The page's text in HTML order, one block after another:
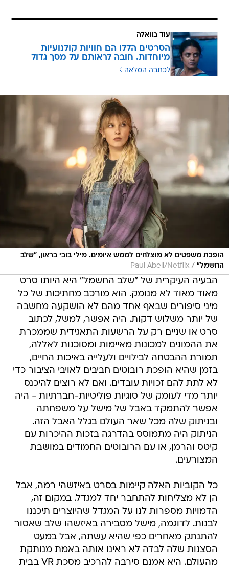
עוד בוואלה
הסרטים הללו הם חוויות קולנועיות
מיוחדות. חובה לראותם על מסך גדול
לכתבה המלאה
הופכת משפטים לא מוצלחים לממש איומים. מילי בובי בראון, "שלב
החשמל" /
Paul Abell/Netflix
הבעיה העיקרית של "שלב החשמל" היא היותו סרט
מאוד מאוד לא מנומק. הוא מורכב מחתיכות של כל
מיני סיפורים שבאף אחד מהם לא הושקעה מחשבה
של יותר משלוש דקות. היה אפשר, למשל, לכתוב
סרט או שניים רק על הרשעות התאגידית שממכרת
את ההמונים למכונות מאיימות ומסוכנות לאללה,
תמורת ההבטחה לבילויים ולעלייה באיכות החיים,
בזמן שהיא הופכת רובוטים חביבים לאויבי הציבור כדי
לא לתת להם זכויות עובדים. ואם לא רוצים להיכנס
יותר מדי לעומק של סוגיות פוליטיות-חברתיות - היה
אפשר להתמקד באבל של מישל על משפחתה
ובניתוק שלה מכל שאר העולם בגלל האבל הזה.
הניתוק היה מתמוסס בהדרגה בזכות ההיכרות עם
קיטס והרמן, או עם הרובוטים החמודים במושבת
המצורעים.
כל הקוביות האלה קיימות בסרט באיזשהי רמה, אבל
הן לא מצליחות להתחבר יחד למגדל. במקום זה,
הדמויות מספרות לנו על המגדל שהיוצרים תיכננו
לבנות. לדוגמה, מישל מסבירה באיזשהו שלב שאסור
להתנתק מאחרים כפי שהיא עשתה, אבל במעט
הסצנות שלה לבדה לא ראינו אותה באמת מנותקת
מהעולם. היא אמנם סירבה להרכיב מסכת VR בבית